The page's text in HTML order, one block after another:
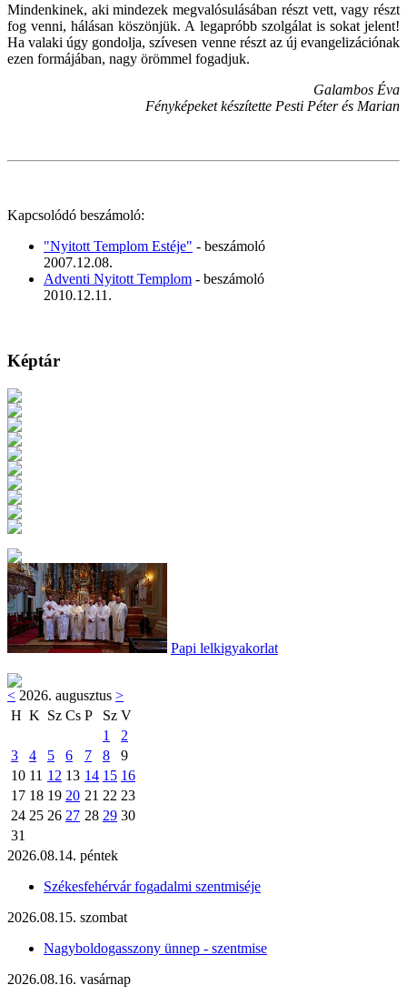
Mindenkinek, aki mindezek megvalósulásában részt vett, vagy részt
fog venni, hálásan köszönjük. A legapróbb szolgálat is sokat jelent!
Ha valaki úgy gondolja, szívesen venne részt az új evangelizációnak
ezen formájában, nagy örömmel fogadjuk.
Galambos Éva
Fényképeket készítette Pesti Péter és Marian
Kapcsolódó beszámoló:
"Nyitott Templom Estéje" - beszámoló
2007.12.08.
Adventi Nyitott Templom - beszámoló
2010.12.11.
Képtár
Papi lelkigyakorlat
< 2026. augusztus >
H K Sz Cs P Sz V
1
2
3
4 5 6 7 8
9
10 11 12 13 14 15 16
17 18 19 20 21 22 23
24 25 26 27 28 29 30
31
2026.08.14. péntek
Székesfehérvár fogadalmi szentmiséje
2026.08.15. szombat
Nagyboldogasszony ünnep - szentmise
2026.08.16. vasárnap